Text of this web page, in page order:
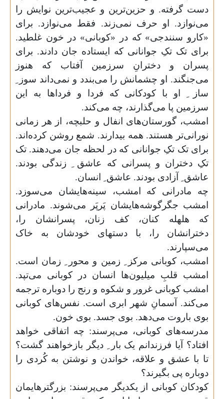
دست گرفته. و حزین‌ترین و عجیب‌ترین نوایش را
می‌نوازد. او حرف نمی‌زند. فقط می‌نوازد. برای
«کارو سنندجی» که در «کوبانی» در خون غلطید.
برای تک تکِ جوانانی که ایستاده جان دادند. برای
پسران و دخترانِ سرزمین آفتاب که هنوز
می‌جنگند. او چشمانش را می‌بندد و نمی‌داند سوز ِ
ساز ِ او با کودکانی که فردا و فردا‌ها به این
سرزمین پا می‌گذارند، چه می‌کند.
امشب، گورستان‌های انفال و حلبچه، از هر زمانی
نورانی‌تر هستند. همه بیدارند. شمع روشن کرده‌اند.
برای تک تکِ جوانانی که در لحظه جان می‌دهند. تک
تکِ دختران و پسرانی که عاشق ِ زندگی بودند.
عاشق ِ آزادی بودند. عاشق ِ انسان.
چه مادرانی که امشب، سینه‌هایشان می‌سوزد.
امشب جگرگوشه‌هایشان پَرپَر می‌شوند. مادرانی
که هلهله کنان، کف زنان، پسرانشان را،
دخترانشان را، با دستهای خودشان به خاک
می‌سپارند.
امشب، کوبانی مرکز ِ زمین و محور ِ زمان است.
امشب قلبِ میلیون‌ها انسان در کوبانی می‌تپد.
امشب کوبانی غرور و شکوه و رنج را دوباره ترجمه
می‌کند. آسمانِ شهر ابری است. نفس‌های کوبانی
بوی باروت می‌دهد. بوی جسد. بوی خون.
مدرسه‌های کوبانی، می‌پرسند: چه اتفاقی خواهد
افتاد؟ آیا فرزندانم یک بار ِ دیگر بازخواهند گشت؟
تا با عشق و علاقه، خواندن و نوشتن به کُردی را
دوباره پی بگیرند؟
کودکان کوبانی از یکدیگر می‌پرسند: بزرگتر‌هایمان